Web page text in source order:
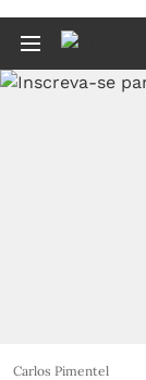
Carlos Pimentel